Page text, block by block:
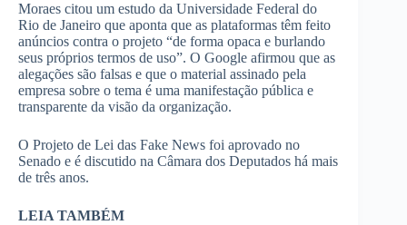
Moraes citou um estudo da Universidade Federal do
Rio de Janeiro que aponta que as plataformas têm feito
anúncios contra o projeto “de forma opaca e burlando
seus próprios termos de uso”. O Google afirmou que as
alegações são falsas e que o material assinado pela
empresa sobre o tema é uma manifestação pública e
transparente da visão da organização.
O Projeto de Lei das Fake News foi aprovado no
Senado e é discutido na Câmara dos Deputados há mais
de três anos.
LEIA TAMBÉM